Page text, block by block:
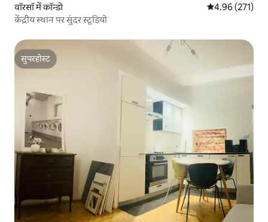
वॉरसॉ में कॉन्डो औसत रेटिंग 5 में से
4.96 (271)
केंद्रीय स्थान पर सुंदर स्टूडियो
सुपरहोस्ट
सुपरहोस्ट